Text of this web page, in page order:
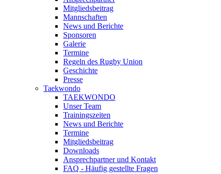
Mitgliedsbeitrag
Mannschaften
News und Berichte
Sponsoren
Galerie
Termine
Regeln des Rugby Union
Geschichte
Presse
Taekwondo
TAEKWONDO
Unser Team
Trainingszeiten
News und Berichte
Termine
Mitgliedsbeitrag
Downloads
Ansprechpartner und Kontakt
FAQ - Häufig gestellte Fragen